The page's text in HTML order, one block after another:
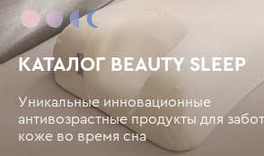
КАТАЛОГ BEAUTY SLEEP
Уникальные инновационные
антивозрастные продукты для
коже во время сна